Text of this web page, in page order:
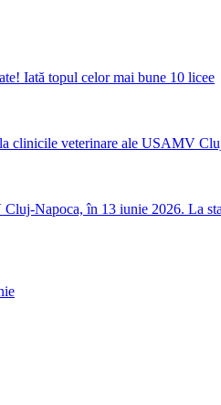
Iată topul celor mai bune 10 licee
clinicile veterinare ale USAMV
Napoca, în 13 iunie 2026. La